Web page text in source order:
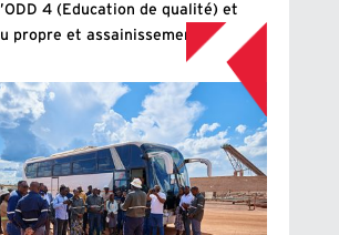
4 (Education de qualité) et
propre et assainissement).